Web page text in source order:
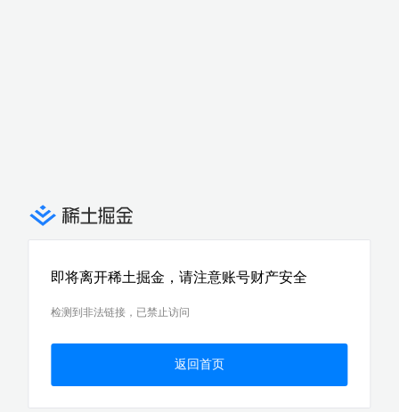
即将离开稀土掘金，请注意账号财产安全
检测到非法链接，已禁止访问
返回首页